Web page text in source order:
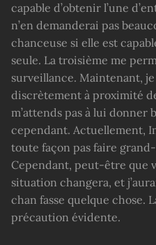
capable d’obtenir l’une
n’en demanderai pas
chanceuse si elle est
seule. La troisième me
surveillance. Maintenant, je
discrètement à proximité
m’attends pas à lui donner
cependant. Actuellement,
toute façon pas faire
Cependant, peut-être que
situation changera, et
chan fasse quelque chose.
précaution évidente.